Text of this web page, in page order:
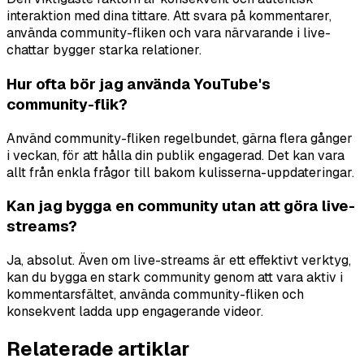
interaktion med dina tittare. Att svara på kommentarer,
använda community-fliken och vara närvarande i live-
chattar bygger starka relationer.
Hur ofta bör jag använda YouTube's
community-flik?
Använd community-fliken regelbundet, gärna flera gånger
i veckan, för att hålla din publik engagerad. Det kan vara
allt från enkla frågor till bakom kulisserna-uppdateringar.
Kan jag bygga en community utan att göra live-
streams?
Ja, absolut. Även om live-streams är ett effektivt verktyg,
kan du bygga en stark community genom att vara aktiv i
kommentarsfältet, använda community-fliken och
konsekvent ladda upp engagerande videor.
Relaterade artiklar